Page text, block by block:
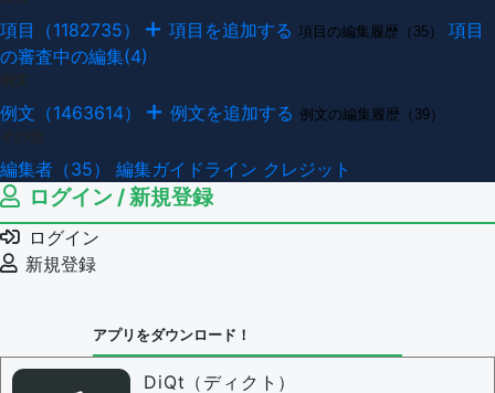
項目（1182735） 項目を追加する 項目の編集履歴（35）
項目
の審査中の編集(4)
例文（1463614） 例文を追加する 例文の編集履歴（39）
編集者（35） 編集ガイドライン クレジット
ログイン / 新規登録
ログイン
新規登録
アプリをダウンロード！
DiQt（ディクト）